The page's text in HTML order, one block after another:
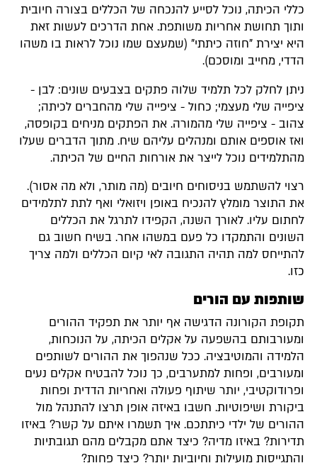
כללי הכיתה, נוכל לסייע להנכחה של הכללים בצורה חיובית
ותוך תחושת אחריות משותפת. אחת הדרכים לעשות זאת
היא יצירת "חוזה כיתתי" (שמעצם שמו נוכל לראות בו משהו
הדדי, מחייב ומוסכם).
ניתן לחלק לכל תלמיד שלוה פתקים בצבעים שונים: לבן -
ציפייה שלי מעצמי; כחול - ציפייה שלי מהחברים לכיתה;
צהוב - ציפייה שלי מהמורה. את הפתקים מניחים בקופסה,
ואז אוספים אותם ומנהלים עליהם שיח. מתוך הדברים שעלו
מהתלמידים נוכל לייצר את אורחות החיים של הכיתה.
רצוי להשתמש בניסוחים חיובים (מה מותר, ולא מה אסור).
את התוצר מומלץ להנכיח באופן ויזואלי ואף לתת לתלמידים
לחתום עליו. לאורך השנה, הקפידו לתרגל את הכללים
השונים והתמקדו כל פעם במשהו אחר. בשיח חשוב גם
להתייחס למה תהיה התגובה לאי קיום הכללים ולמה צריך
כזו.
שותפות עם הורים
תקופת הקורונה הדגישה אף יותר את תפקיד ההורים
ומעורבותם בהשפעה על אקלים הכיתה, על הנוכחות,
הלמידה והמוטיבציה. ככל שנהפוך את ההורים לשותפים
ומעורבים, ופחות למתערבים, כך נוכל להבטיח אקלים נעים
ופרודוקטיבי, יותר שיתוף פעולה ואחריות הדדית ופחות
ביקורת ושיפוטיות. חשבו באיזה אופן תרצו להתנהל מול
ההורים של ילדי כיתתכם. איך תשמרו איתם על קשר? באיזו
תדירות? באיזו מדיה? כיצד אתם מקבלים מהם תגובתיות
והתגייסות מועילות וחיוביות יותר? כיצד פחות?